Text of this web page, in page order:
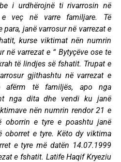
i urdhërojnë ti rivarrosin në
veç në varre familjare. Të
janë varrosur në varrezat e
kurse viktimat nën numrin
në varrezat e “ Bytyçëve ose te
të lindjes së fshatit. Trupat e
gjithashtu në varrezat e
afërm të familjës, apo nga
nga dita dhe vendi ku janë
nën numrin rendor 21 e
oborrin e tyre e poashtu janë
oborret e tyre. Këto dy viktima
e tyre më datën 14.07.1999
e fshatit. Latife Haqif Kryeziu